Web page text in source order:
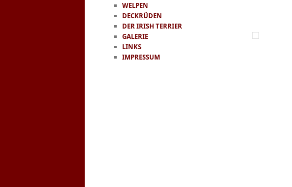
wechseln
WELPEN
DECKRÜDEN
DER IRISH TERRIER
GALERIE
LINKS
IMPRESSUM